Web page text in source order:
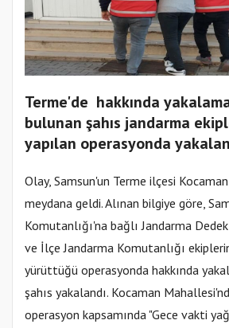
Terme'de hakkında
bulunan şahıs jandarma
yapılan operasyonda
Olay, Samsun'un Terme ilçesi
meydana geldi. Alınan bilgiye göre,
Komutanlığı'na bağlı Jandarma
ve İlçe Jandarma Komutanlığı
yürüttüğü operasyonda hakkında
şahıs yakalandı. Kocaman
operasyon kapsamında "Gece vakti